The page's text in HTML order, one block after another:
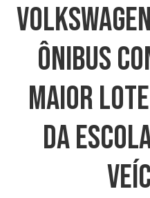
Ônibus
Maior
Da